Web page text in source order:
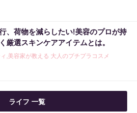
の裏技】当たる側に回るか、このま
会社デジタルファーム ）
、荷物を減らしたい!美容のプロが持
厳選スキンケアアイテムとは。
,美容家が教える 大人のプチプラコスメ
ライフ 一覧